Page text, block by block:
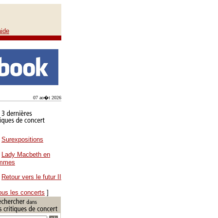
07 ao�t 2026
Surexpositions
Lady Macbeth en
Retour vers le futur II
les concerts ]